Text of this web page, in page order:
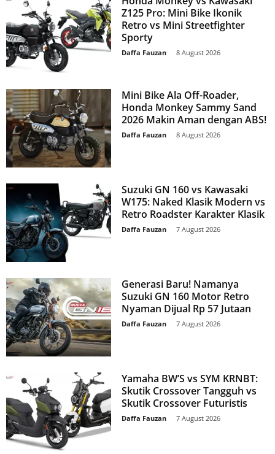
Z125 Pro: Mini Bike Ikonik
Retro vs Mini Streetfighter
Sporty
Daffa Fauzan 8 August 2026
Mini Bike Ala Off-Roader,
Honda Monkey Sammy Sand
2026 Makin Aman dengan ABS!
Daffa Fauzan 8 August 2026
Suzuki GN 160 vs Kawasaki
W175: Naked Klasik Modern vs
Retro Roadster Karakter Klasik
Daffa Fauzan 7 August 2026
Generasi Baru! Namanya
Suzuki GN 160 Motor Retro
Nyaman Dijual Rp 57 Jutaan
Daffa Fauzan 7 August 2026
Yamaha BW’S vs SYM KRNBT:
Skutik Crossover Tangguh vs
Skutik Crossover Futuristis
Daffa Fauzan 7 August 2026